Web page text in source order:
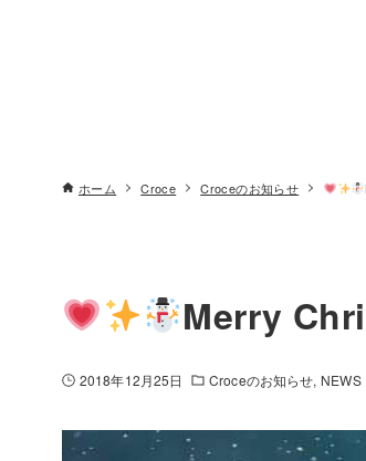
ホーム Croce Croceのお知らせ
Merry
2018年12月25日 Croceのお知らせ NEWS